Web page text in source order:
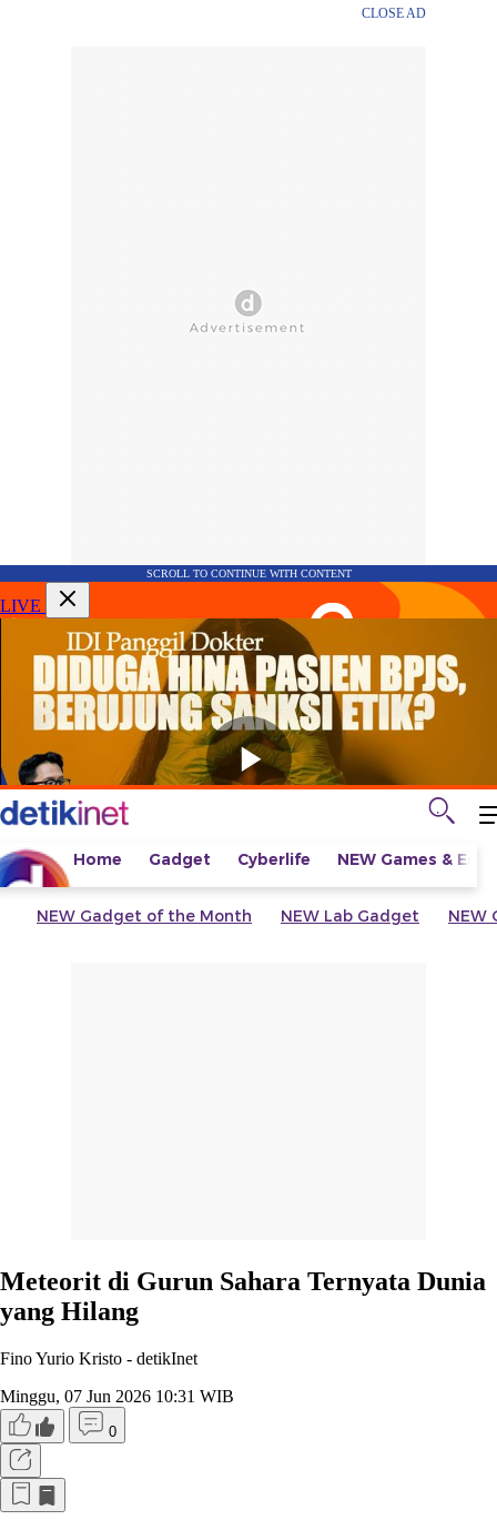
CLOSE AD
SCROLL TO CONTINUE WITH CONTENT
LIVE
Home Gadget Cyberlife NEW Games &
NEW Gadget of the Month NEW Lab Gadget NEW
Meteorit di Gurun Sahara Ternyata Dunia
yang Hilang
Fino Yurio Kristo - detikInet
Minggu, 07 Jun 2026 10:31 WIB
0